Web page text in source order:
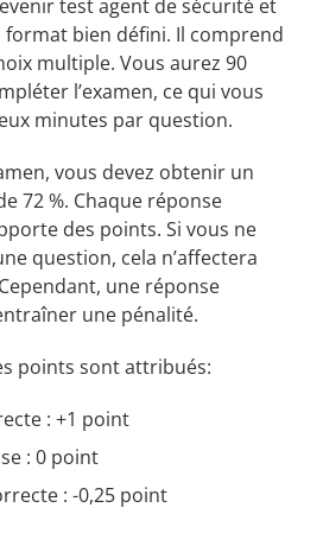
test agent de sécurité et
bien défini. Il comprend
multiple. Vous aurez 90
l’examen, ce qui vous
minutes par question.
vous devez obtenir un
72 %. Chaque réponse
des points. Si vous ne
question, cela n’affectera
une réponse
une pénalité.
points sont attribués:
: +1 point
: 0 point
: -0,25 point